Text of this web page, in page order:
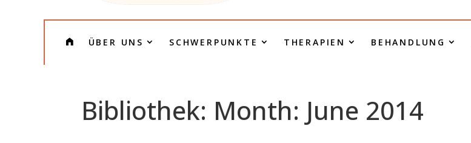
ÜBER UNS SCHWERPUNKTE THERAPIEN BEHANDLUNG
Bibliothek: Month: June 2014